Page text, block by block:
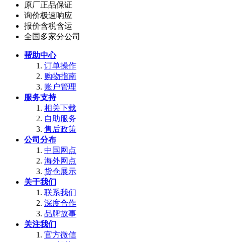
原厂正品保证
询价极速响应
报价含税含运
全国多家分公司
帮助中心
订单操作
购物指南
账户管理
服务支持
相关下载
自助服务
售后政策
公司分布
中国网点
海外网点
货仓展示
关于我们
联系我们
深度合作
品牌故事
关注我们
官方微信